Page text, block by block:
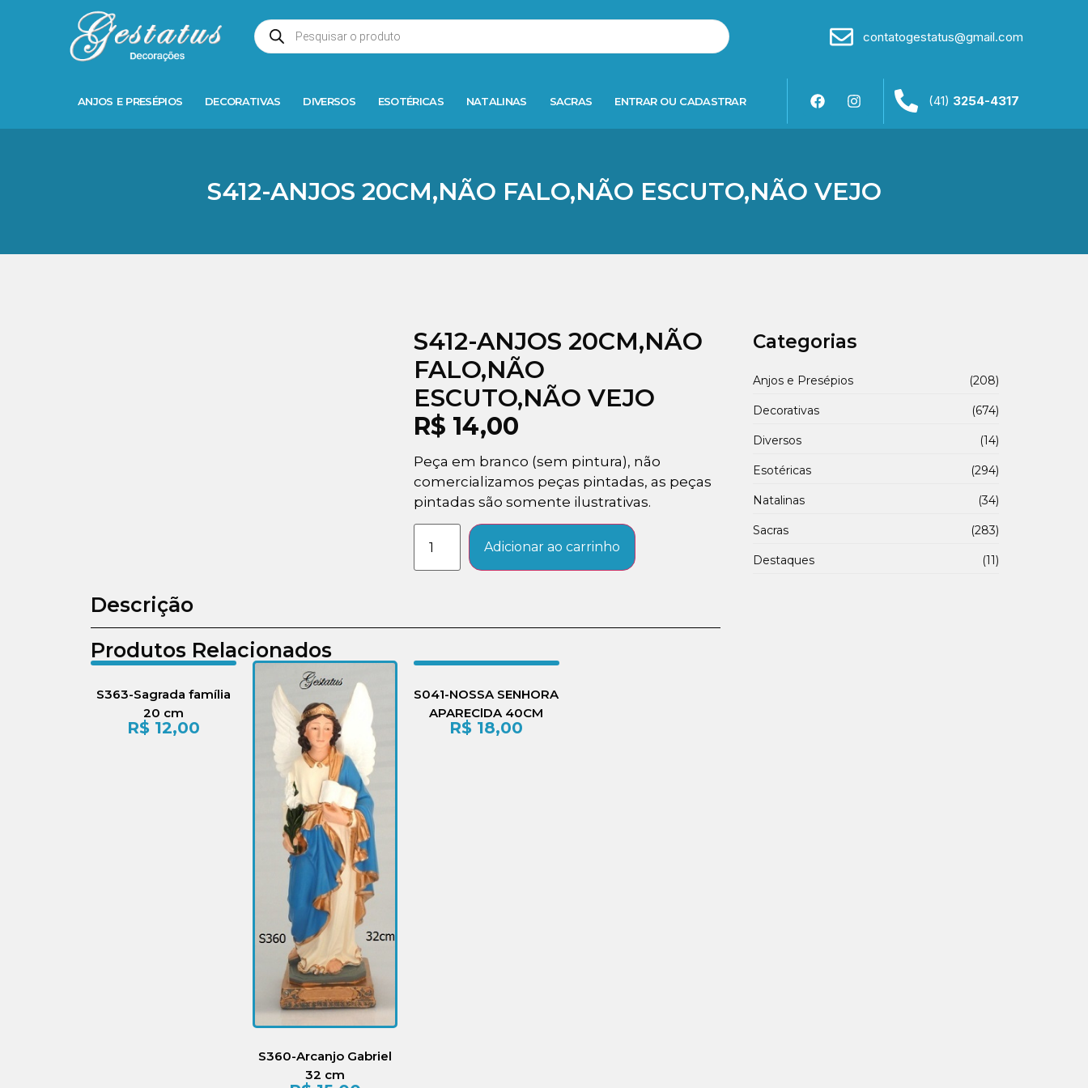
contatogestatus@gmail.com
ANJOS E PRESÉPIOS DECORATIVAS DIVERSOS ESOTÉRICAS NATALINAS SACRAS ENTRAR OU CADASTRAR (41) 3254-4317
S412-ANJOS 20CM,NÃO FALO,NÃO ESCUTO,NÃO VEJO
S412-ANJOS 20CM,NÃO
FALO,NÃO
ESCUTO,NÃO VEJO
R$ 14,00
Peça em branco (sem pintura), não
comercializamos peças pintadas, as peças
pintadas são somente ilustrativas.
Adicionar ao carrinho
Descrição
Produtos Relacionados
S363-Sagrada família
20 cm
R$12,00
S360-Arcanjo Gabriel
32 cm
S041-NOSSA SENHORA
APAREClDA 40CM
R$ 18,00
Categorias
Anjos e Presépios (208)
Decorativas (674)
Diversos (14)
Esotéricas (294)
Natalinas (34)
Sacras (283)
Destaques (11)